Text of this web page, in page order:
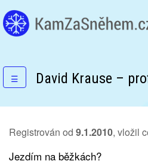
☰ David Krause –
Registrován od 9.1.2010, vložil
Jezdím na běžkách?